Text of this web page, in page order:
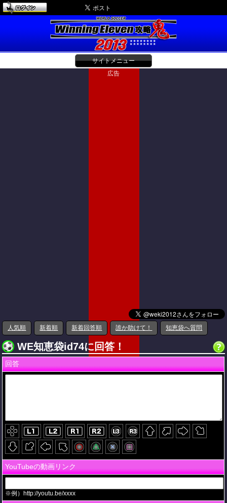
サイトメニュー
広告
人気順 新着順 新着回答順 誰か助けて！ 知恵袋へ質問
WE知恵袋id74に回答！
回答
YouTubeの動画リンク
※例）http://youtu.be/xxxx